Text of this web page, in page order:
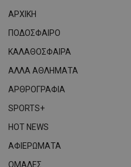
ΑΡΧΙΚΗ
ΠΟΔΟΣΦΑΙΡΟ
ΚΑΛΑΘΟΣΦΑΙΡΑ
ΑΛΛΑ ΑΘΛΗΜΑΤΑ
ΑΡΘΡΟΓΡΑΦΙΑ
SPORTS+
HOT NEWS
ΑΦΙΕΡΩΜΑΤΑ
ΟΜΑΔΕΣ